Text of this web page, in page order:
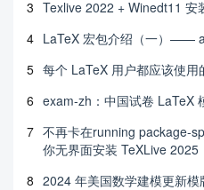
3 Texlive 2022 + Winedt11 安
4 LaTeX 宏包介绍（一）——
5 每个 LaTeX 用户都应该使用
6 exam-zh：中国试卷 LaTeX
7 不再卡在running package-
你无界面安装 TeXLive 2025
8 2024 年美国数学建模更新